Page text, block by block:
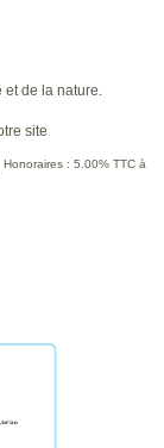
et de la nature.
site
Honoraires : 5.00% TTC à